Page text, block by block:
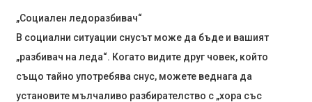
„Социален ледоразбивач“
В социални ситуации снусът може да бъде и вашият
„разбивач на леда“. Когато видите друг човек, който
също тайно употребява снус, можете веднага да
установите мълчаливо разбирателство с „хора със